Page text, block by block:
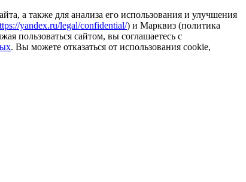
а также для анализа его использования и улучшения
yandex.ru/legal/confidential/) и Марквиз (политика
пользоваться сайтом, вы соглашаетесь с
. Вы можете отказаться от использования cookie,